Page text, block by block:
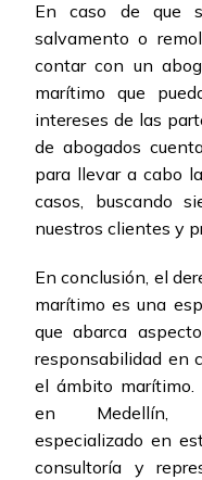
En caso de que
salvamento o
contar con un
marítimo que
intereses de las
de abogados
para llevar a cabo
casos, buscando
nuestros clientes y
En conclusión, el
marítimo es una
que abarca
responsabilidad en
el ámbito marítimo.
en Medellín,
especializado en
consultoría y